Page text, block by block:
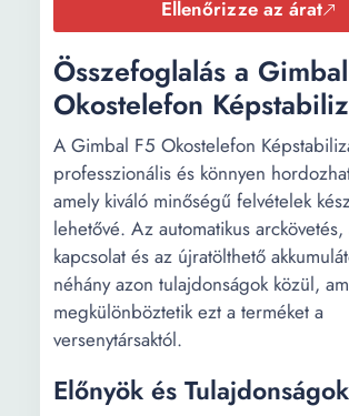
Ellenőrizze az árat
Összefoglalás a
Okostelefon
A Gimbal F5 Okostelefon
professzionális és könnyen
amely kiváló minőségű felvételek
lehetővé. Az automatikus
kapcsolat és az újratölthető
néhány azon tulajdonságok közül,
megkülönböztetik ezt a terméket a
versenytársaktól.
Előnyök és Tulajdonságok